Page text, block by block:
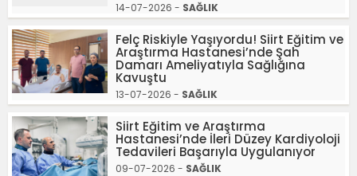
14-07-2026 - SAĞLIK
Felç Riskiyle Yaşıyordu! Siirt Eğitim ve
Araştırma Hastanesi’nde Şah
Damarı Ameliyatıyla Sağlığına
Kavuştu
13-07-2026 - SAĞLIK
Siirt Eğitim ve Araştırma
Hastanesi’nde İleri Düzey Kardiyoloji
Tedavileri Başarıyla Uygulanıyor
09-07-2026 - SAĞLIK